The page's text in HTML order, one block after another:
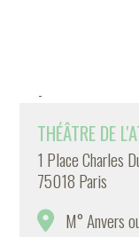
-
THÉÂTRE DE
1 Place Charles
75018 Paris
M° Anvers